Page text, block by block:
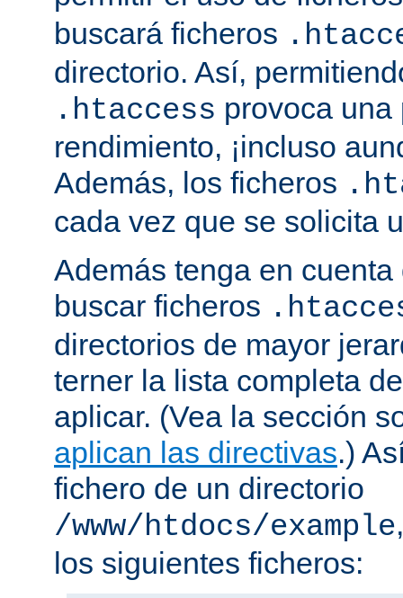
buscará ficheros
directorio. Así,
.htaccess provoca una
rendimiento, ¡incluso
Además, los ficheros
cada vez que se solicita
Además tenga en
buscar ficheros
directorios de mayor
terner la lista completa
aplicar. (Vea la sección
aplican las directivas.)
fichero de un directorio
/www/htdocs/example
los siguientes ficheros: